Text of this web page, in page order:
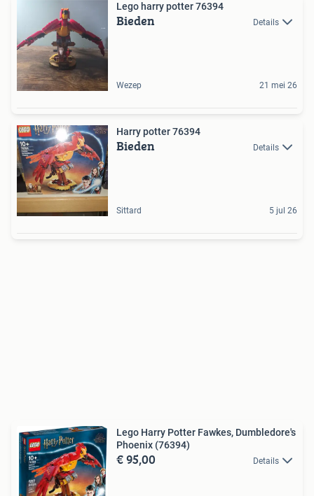
Lego harry potter 76394
Bieden Details
Wezep 21 mei 26
Harry potter 76394
Bieden Details
Sittard 5 jul 26
Lego Harry Potter Fawkes, Dumbledore's
Phoenix (76394)
€ 95,00 Details